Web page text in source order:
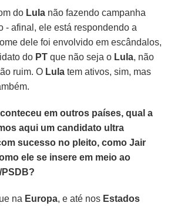
do Lula não fazendo campanha
- afinal, ele está respondendo a
dele foi envolvido em escândalos,
do PT que não seja o Lula, não
ruim. O Lula tem ativos, sim, mas
em outros países, qual a
aqui um candidato ultra
sucesso no pleito, como Jair
ele se insere em meio ao
na Europa, e até nos Estados